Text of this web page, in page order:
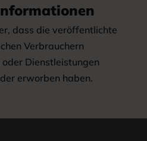
dass die veröffentlichte
Verbrauchern
Dienstleistungen
erworben haben.